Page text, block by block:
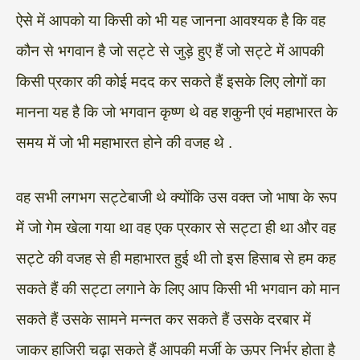
ऐसे में आपको या किसी को भी यह जानना आवश्यक है कि वह
कौन से भगवान है जो सट्टे से जुड़े हुए हैं जो सट्टे में आपकी
किसी प्रकार की कोई मदद कर सकते हैं इसके लिए लोगों का
मानना यह है कि जो भगवान कृष्ण थे वह शकुनी एवं महाभारत के
समय में जो भी महाभारत होने की वजह थे .
वह सभी लगभग सट्टेबाजी थे क्योंकि उस वक्त जो भाषा के रूप
में जो गेम खेला गया था वह एक प्रकार से सट्टा ही था और वह
सट्टे की वजह से ही महाभारत हुई थी तो इस हिसाब से हम कह
सकते हैं की सट्टा लगाने के लिए आप किसी भी भगवान को मान
सकते हैं उसके सामने मन्नत कर सकते हैं उसके दरबार में
जाकर हाजिरी चढ़ा सकते हैं आपकी मर्जी के ऊपर निर्भर होता है